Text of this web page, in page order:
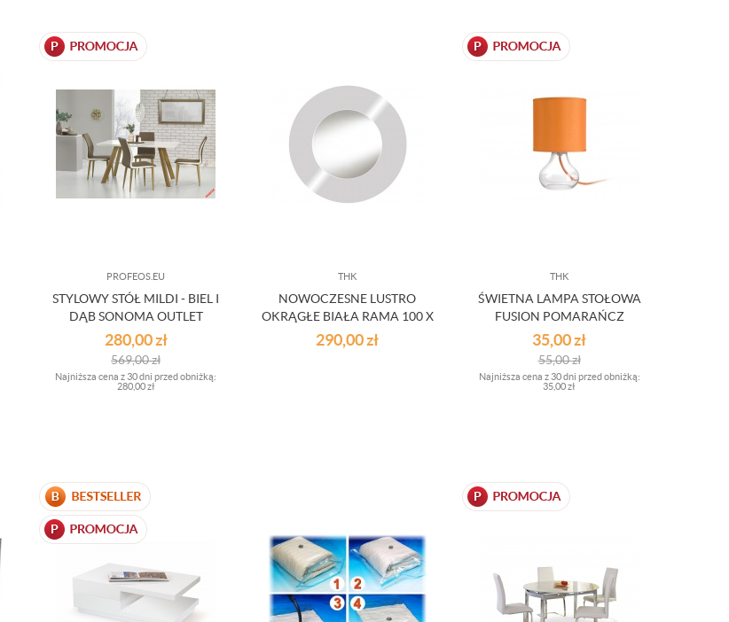
PROFEOS.EU
STYLOWY STÓŁ MILDI - BIEL I
DĄB SONOMA OUTLET
280,00zł
569,00zł
Najniższa cena z 30 dni przed obniżką:
280,00 zł
THK
NOWOCZESNE LUSTRO
OKRĄGŁE BIAŁA RAMA 100 X
100 OUTLET
290,00zł
THK
ŚWIETNA LAMPA STOŁOWA
FUSION POMARAŃCZ
35,00zł
55,00zł
Najniższa cena z 30 dni przed obniżką:
35,00 zł